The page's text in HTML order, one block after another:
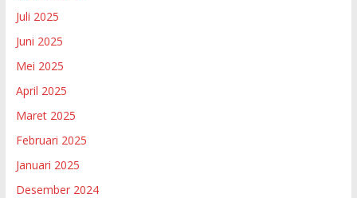
Juli 2025
Juni 2025
Mei 2025
April 2025
Maret 2025
Februari 2025
Januari 2025
Desember 2024